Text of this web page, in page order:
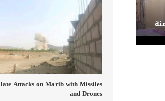
Attacks on Marib with Missiles
and Drones